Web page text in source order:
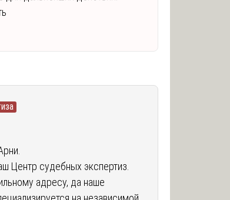
Центр судебных экспертиз.
адресу, да наше